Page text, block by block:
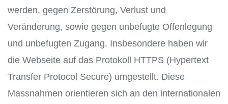
werden, gegen Zerstörung, Verlust und
Veränderung, sowie gegen unbefugte Offenlegung
und unbefugten Zugang. Insbesondere haben wir
die Webseite auf das Protokoll HTTPS (Hypertext
Transfer Protocol Secure) umgestellt. Diese
Massnahmen orientieren sich an den internationalen